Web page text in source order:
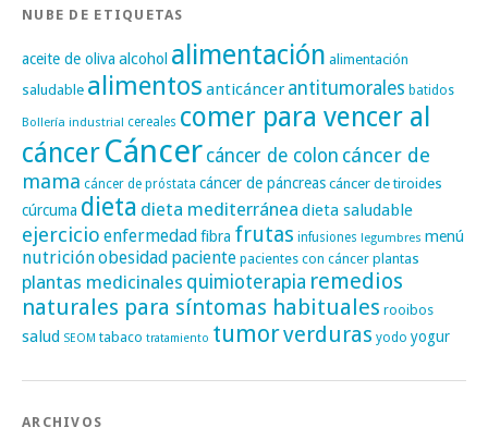
NUBE DE ETIQUETAS
aceite de oliva alcohol alimentación alimentación
saludable alimentos anticáncer antitumorales batidos
Bollería industrial cereales comer para vencer al
cáncerCáncer cáncer de colon cáncer de
mama cáncer de próstata cáncer de páncreascáncer de tiroides
cúrcuma dieta dieta mediterránea dieta saludable
ejercicio enfermedadfibra frutas infusiones legumbres menú
nutriciónobesidad paciente pacientes con cáncer plantas
plantas medicinales quimioterapia remedios
naturales para síntomas habituales rooibos
salud SEOM tabaco tratamiento tumorverduras yodo yogur
ARCHIVOS